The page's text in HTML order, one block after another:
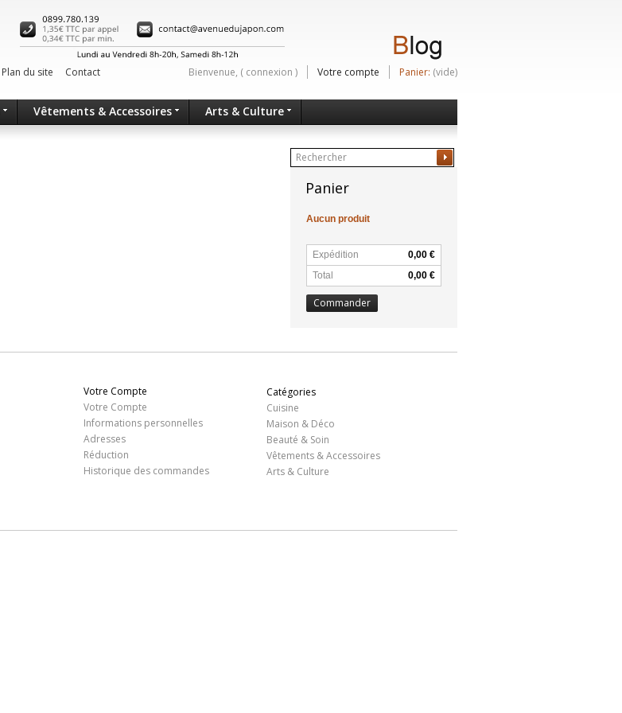
Bienvenue, ( connexion ) Votre compte Panier: (vide)
Plan du site Contact
Vêtements & Accessoires Arts & Culture
Panier
Aucun produit
Expédition
0,00 €
Total
0,00 €
Commander
Catégories
Cuisine
Maison & Déco
Beauté & Soin
Vêtements & Accessoires
Arts & Culture
Votre Compte
Votre Compte
Informations personnelles
Adresses
Réduction
Historique des commandes